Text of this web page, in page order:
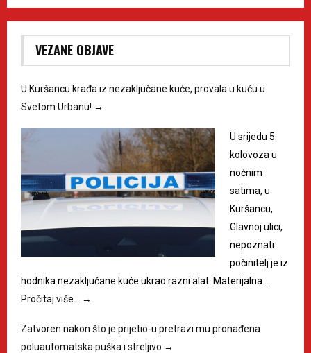
VEZANE OBJAVE
U Kuršancu krađa iz nezaključane kuće, provala u kuću u
Svetom Urbanu! →
U srijedu 5.
kolovoza u
noćnim
satima, u
Kuršancu,
Glavnoj ulici,
nepoznati
počinitelj je iz
hodnika nezaključane kuće ukrao razni alat. Materijalna…
Pročitaj više…
→
Zatvoren nakon što je prijetio-u pretrazi mu pronađena
poluautomatska puška i streljivo →